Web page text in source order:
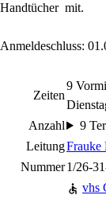
Handtücher mit.
Anmeldeschluss:
Zeiten
9
Anzahl
9
LeitungFrauke
Nummer1/26-
vhs